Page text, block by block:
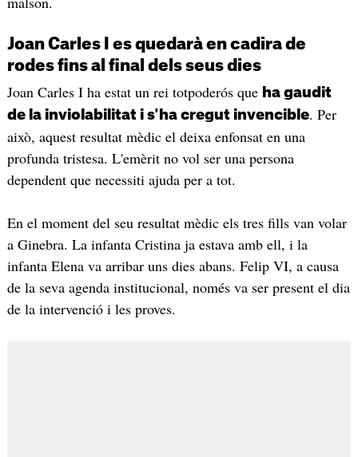
Joan Carles I es quedarà en cadira de
rodes fins al final dels seus dies
Joan Carles I ha estat un rei totpoderós que ha gaudit
de la inviolabilitat i s'ha cregut invencible. Per
això, aquest resultat mèdic el deixa enfonsat en una
profunda tristesa. L'emèrit no vol ser una persona
dependent que necessiti ajuda per a tot.
En el moment del seu resultat mèdic els tres fills van volar
a Ginebra. La infanta Cristina ja estava amb ell, i la
infanta Elena va arribar uns dies abans. Felip VI, a causa
de la seva agenda institucional, només va ser present el dia
de la intervenció i les proves.